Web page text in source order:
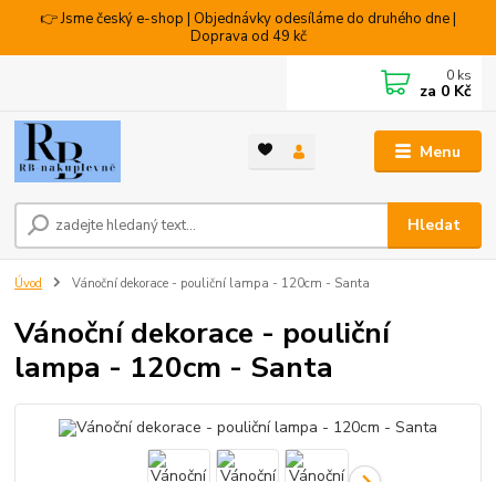
👉 Jsme český e-shop | Objednávky odesíláme do druhého dne |
Doprava od 49 kč
Menu
Hledat
0 ks
za 0 Kč
Úvod Vánoční dekorace - pouliční lampa - 120cm - Santa
Vánoční dekorace - pouliční
lampa - 120cm - Santa